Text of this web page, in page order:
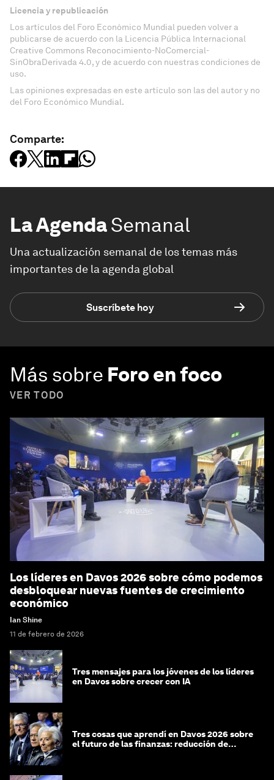
Licencia y republicación
Los artículos del Foro Económico Mundial pueden volver a
publicarse de acuerdo con la Licencia Pública Internacional
Creative Commons Reconocimiento-NoComercial-
SinObraDerivada 4.0, y de acuerdo con nuestras condiciones de
uso.
Las opiniones expresadas en este artículo son las del autor y no
del Foro Económico Mundial.
Comparte:
La AgendaSemanal
Una actualización semanal de los temas más
importantes de la agenda global
Suscríbete hoy
Más sobre Foro en foco
VER TODO
Los líderes en Davos 2026 sobre cómo podemos
desbloquear nuevas fuentes de crecimiento
económico
Ian Shine
11 de febrero de 2026
Tres mensajes para los jóvenes de los líderes
en Davos sobre crecer con IA
Tres cosas que aprendí en Davos 2026 sobre
el futuro de las finanzas: reducción de